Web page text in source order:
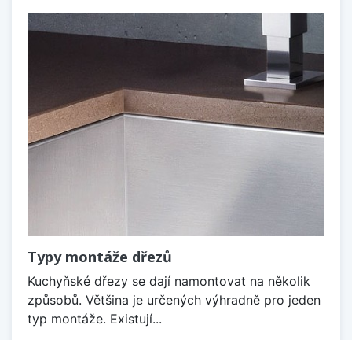
Typy montáže dřezů
Kuchyňské dřezy se dají namontovat na několik
způsobů. Většina je určených výhradně pro jeden
typ montáže. Existují...